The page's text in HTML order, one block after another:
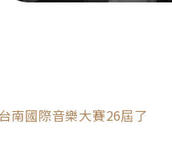
南國際音樂大賽26屆了